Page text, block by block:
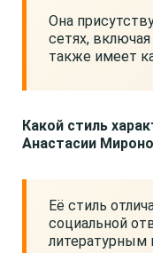
Она
сетях,
также имеет
Какой стиль
Анастасии
Её стиль
социальной
литературным